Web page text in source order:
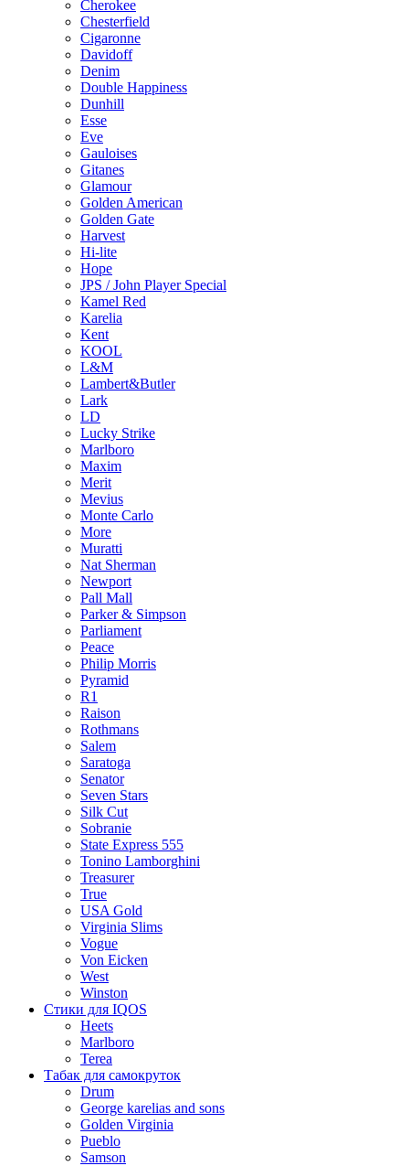
Cherokee
Chesterfield
Cigaronne
Davidoff
Denim
Double Happiness
Dunhill
Esse
Eve
Gauloises
Gitanes
Glamour
Golden American
Golden Gate
Harvest
Hi-lite
Hope
JPS / John Player Special
Kamel Red
Karelia
Kent
KOOL
L&M
Lambert&Butler
Lark
LD
Lucky Strike
Marlboro
Maxim
Merit
Mevius
Monte Carlo
More
Muratti
Nat Sherman
Newport
Pall Mall
Parker & Simpson
Parliament
Peace
Philip Morris
Pyramid
R1
Raison
Rothmans
Salem
Saratoga
Senator
Seven Stars
Silk Cut
Sobranie
State Express 555
Tonino Lamborghini
Treasurer
True
USA Gold
Virginia Slims
Vogue
Von Eicken
West
Winston
Стики для IQOS
Heets
Marlboro
Terea
Табак для самокруток
Drum
George karelias and sons
Golden Virginia
Pueblo
Samson